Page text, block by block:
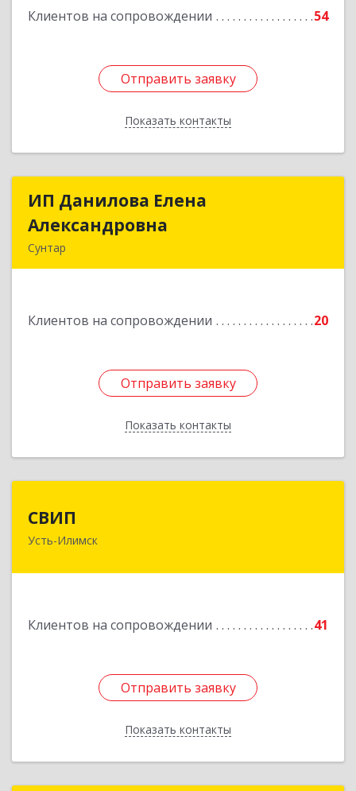
Клиентов на сопровождении 54
Отправить заявку
Показать контакты
Подробнее
Отправить заявку
Назад
ИП Данилова Елена
Александровна
Сунтар
Клиентов на сопровождении 20
Отправить заявку
Показать контакты
ИП Данилова Елена
Отправить заявку
Назад
СВИП
Усть-Илимск
Клиентов на сопровождении 41
Отправить заявку
Показать контакты
666685, Иркутская обл, Усть-Илимск г,
Отправить заявку
Назад